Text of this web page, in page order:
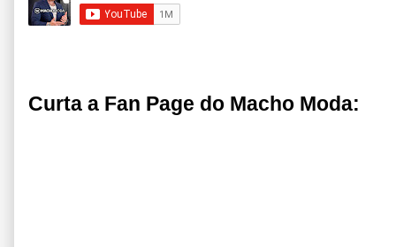
Curta a Fan Page do Macho Moda: